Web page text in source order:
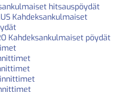
hitsauspöydät
Kahdeksankulmaiset
Kahdeksankulmaiset pöydät